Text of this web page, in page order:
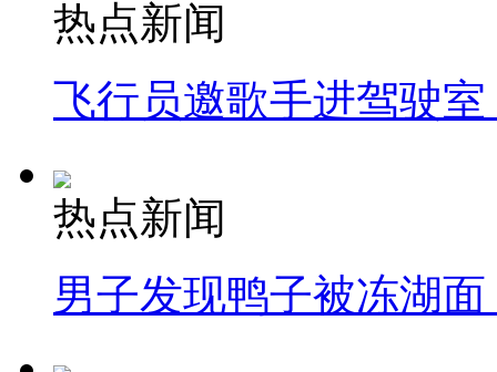
热点新闻
飞行员邀歌手进驾驶
热点新闻
男子发现鸭子被冻湖